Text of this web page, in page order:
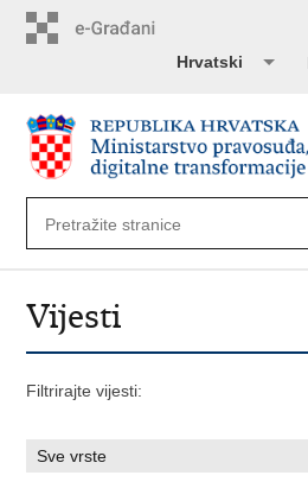
Hrvatski
Vijesti
Filtrirajte vijesti: